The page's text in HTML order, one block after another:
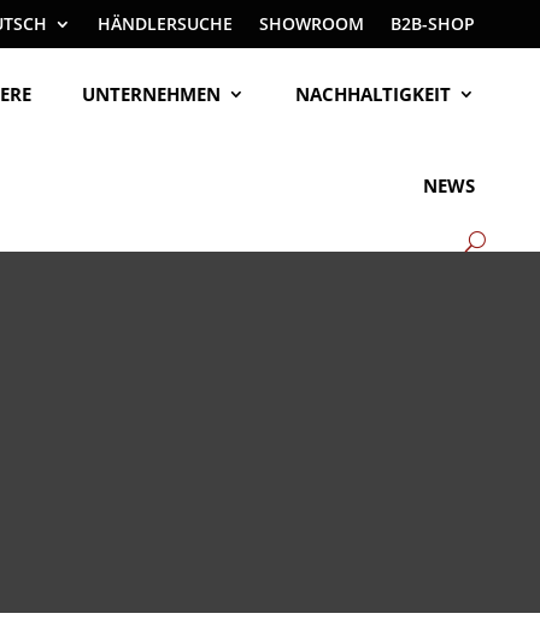
HÄNDLERSUCHE SHOWROOM B2B-SHOP
UNTERNEHMEN NACHHALTIGKEIT
NEWS